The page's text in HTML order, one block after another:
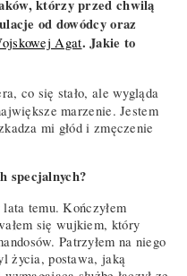
którzy przed chwilą
od dowódcy oraz
Agat. Jakie to
co się stało, ale wygląda
marzenie. Jestem
mi głód i zmęczenie
specjalnych?
temu. Kończyłem
się wujkiem, który
Patrzyłem na niego
życia, postawa, jaką